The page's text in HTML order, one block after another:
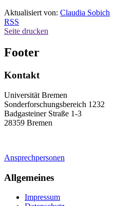
Aktualisiert von: Claudia Sobich
RSS
Seite drucken
Footer
Kontakt
Universität Bremen
Sonderforschungsbereich 1232
Badgasteiner Straße 1-3
28359 Bremen
Ansprechpersonen
Allgemeines
Impressum